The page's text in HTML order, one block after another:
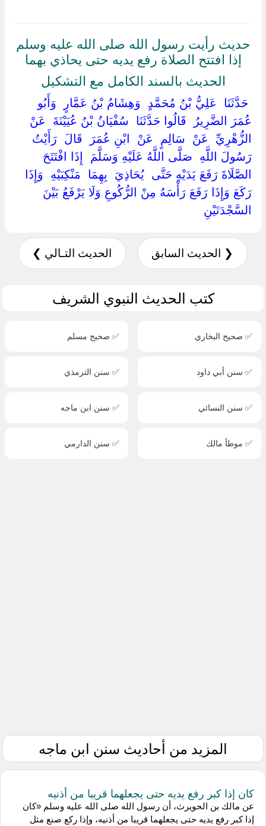
حديث رأيت رسول الله صلى الله عليه وسلم
إذا افتتح الصلاة رفع يديه حتى يحاذي بهما
الحديث بالسند الكامل مع التشكيل
‏ ‏حَدَّثَنَا ‏ ‏عَلِيُّ بْنُ مُحَمَّدٍ ‏ ‏وَهِشَامُ بْنُ عَمَّارٍ ‏ ‏وَأَبُو
عُمَرَ الضَّرِيرُ ‏ ‏قَالُوا حَدَّثَنَا ‏ ‏سُفْيَانُ بْنُ عُيَيْنَةَ ‏ ‏عَنْ ‏
‏الزُّهْرِيِّ ‏ ‏عَنْ ‏ ‏سَالِمٍ ‏ ‏عَنْ ‏ ‏ابْنِ عُمَرَ ‏ ‏قَالَ ‏ ‏رَأَيْتُ
رَسُولَ اللَّهِ ‏ ‏صَلَّى اللَّهُ عَلَيْهِ وَسَلَّمَ ‏ ‏إِذَا افْتَتَحَ
الصَّلَاةَ رَفَعَ يَدَيْهِ حَتَّى ‏ ‏يُحَاذِيَ ‏ ‏بِهِمَا ‏ ‏مَنْكِبَيْهِ ‏ ‏وَإِذَا
رَكَعَ وَإِذَا رَفَعَ رَأْسَهُ مِنْ الرُّكُوعِ وَلَا يَرْفَعُ بَيْنَ
السَّجْدَتَيْنِ ‏
❮ الحديث السابق الحديث التـالي ❯
كتب الحديث النبوي الشريف
✅ صحيح البخاري ✅ صحيح مسلم
✅ سنن أبي داود ✅ سنن الترمذي
✅ سنن النسائي ✅ سنن ابن ماجه
✅ موطأ مالك ✅ سنن الدارمي
المزيد من أحاديث سنن ابن ماجه
كان إذا كبر رفع يديه حتى يجعلهما قريبا من أذنيه
عن مالك بن الحويرث، أن رسول الله صلى الله عليه وسلم «كان
إذا كبر رفع يديه حتى يجعلهما قريبا من أذنيه، وإذا ركع صنع مثل